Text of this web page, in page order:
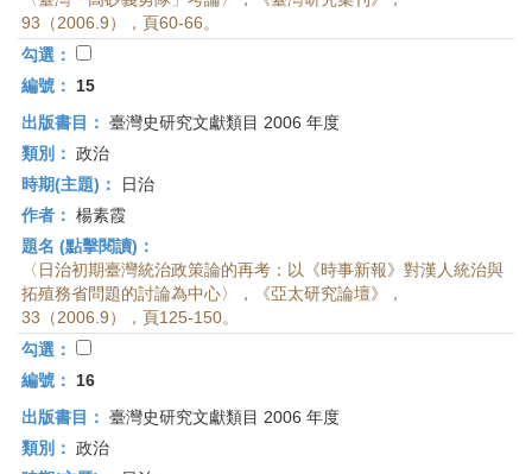
93（2006.9），頁60-66。
勾選：
編號：
15
出版書目： 臺灣史研究文獻類目 2006 年度
類別： 政治
時期(主題)：
日治
作者： 楊素霞
題名 (點擊閱讀)：
〈日治初期臺灣統治政策論的再考：以《時事新報》對漢人統治與
拓殖務省問題的討論為中心〉，《亞太研究論壇》，
33（2006.9），頁125-150。
勾選：
編號：
16
出版書目： 臺灣史研究文獻類目 2006 年度
類別： 政治